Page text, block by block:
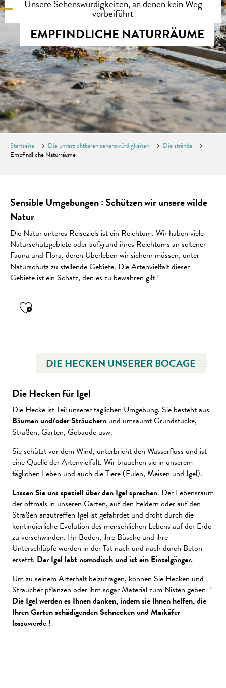
Unsere Sehenswürdigkeiten, an denen kein Weg
vorbeiführt
EMPFINDLICHE NATURRÄUME
Startseite Die unverzichtbaren sehenswürdigkeiten
Die strände
Empfindliche Naturräume
Sensible Umgebungen : Schützen wir unsere wilde
Natur
Die Natur unteres Reiseziels ist ein Reichtum. Wir haben viele
Naturschutzgebiete oder aufgrund ihres Reichtums an seltener
Fauna und Flora, deren Überleben wir sichern müssen, unter
Naturschutz zu stellende Gebiete. Die Artenvielfalt dieser
Gebiete ist ein Schatz, den es zu bewahren gilt !
Ajouter aux favoris
DIE HECKEN UNSERER BOCAGE
Die Hecken für Igel
Die Hecke ist Teil unserer täglichen Umgebung. Sie besteht aus
Bäumen und/oder Sträuchern und umsäumt Grundstücke,
Straßen, Gärten, Gebäude usw.
Sie schützt vor dem Wind, unterbricht den Wasserfluss und ist
eine Quelle der Artenvielfalt. Wir brauchen sie in unserem
täglichen Leben und auch die Tiere (Eulen, Meisen und Igel).
Lassen Sie uns speziell über den Igel sprechen. Der Lebensraum
der oftmals in unseren Gärten, auf den Feldern oder auf den
Straßen anzutreffen Igel ist gefährdet und droht durch die
kontinuierliche Evolution des menschlichen Lebens auf der Erde
zu verschwinden. Ihr Boden, ihre Büsche und ihre
Unterschlüpfe werden in der Tat nach und nach durch Beton
ersetzt. Der Igel lebt nomadisch und ist ein Einzelgänger.
Um zu seinem Arterhalt beizutragen, können Sie Hecken und
Sträucher pflanzen oder ihm sogar Material zum Nisten geben !
Die Igel werden es Ihnen danken, indem sie Ihnen helfen, die
Ihren Garten schädigenden Schnecken und Maikäfer
loszuwerde !